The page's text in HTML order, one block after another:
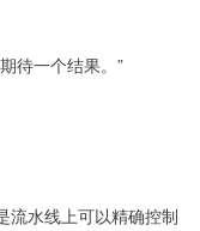
待一个结果。”
流水线上可以精确控制